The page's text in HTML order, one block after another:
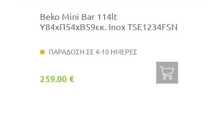
Beko Mini Bar 114lt
Υ84xΠ54xΒ59εκ. Inox TSE1234FSN
ΠΑΡΑΔΟΣΗ ΣΕ 4-10 ΗΜΕΡΕΣ
259.00 €